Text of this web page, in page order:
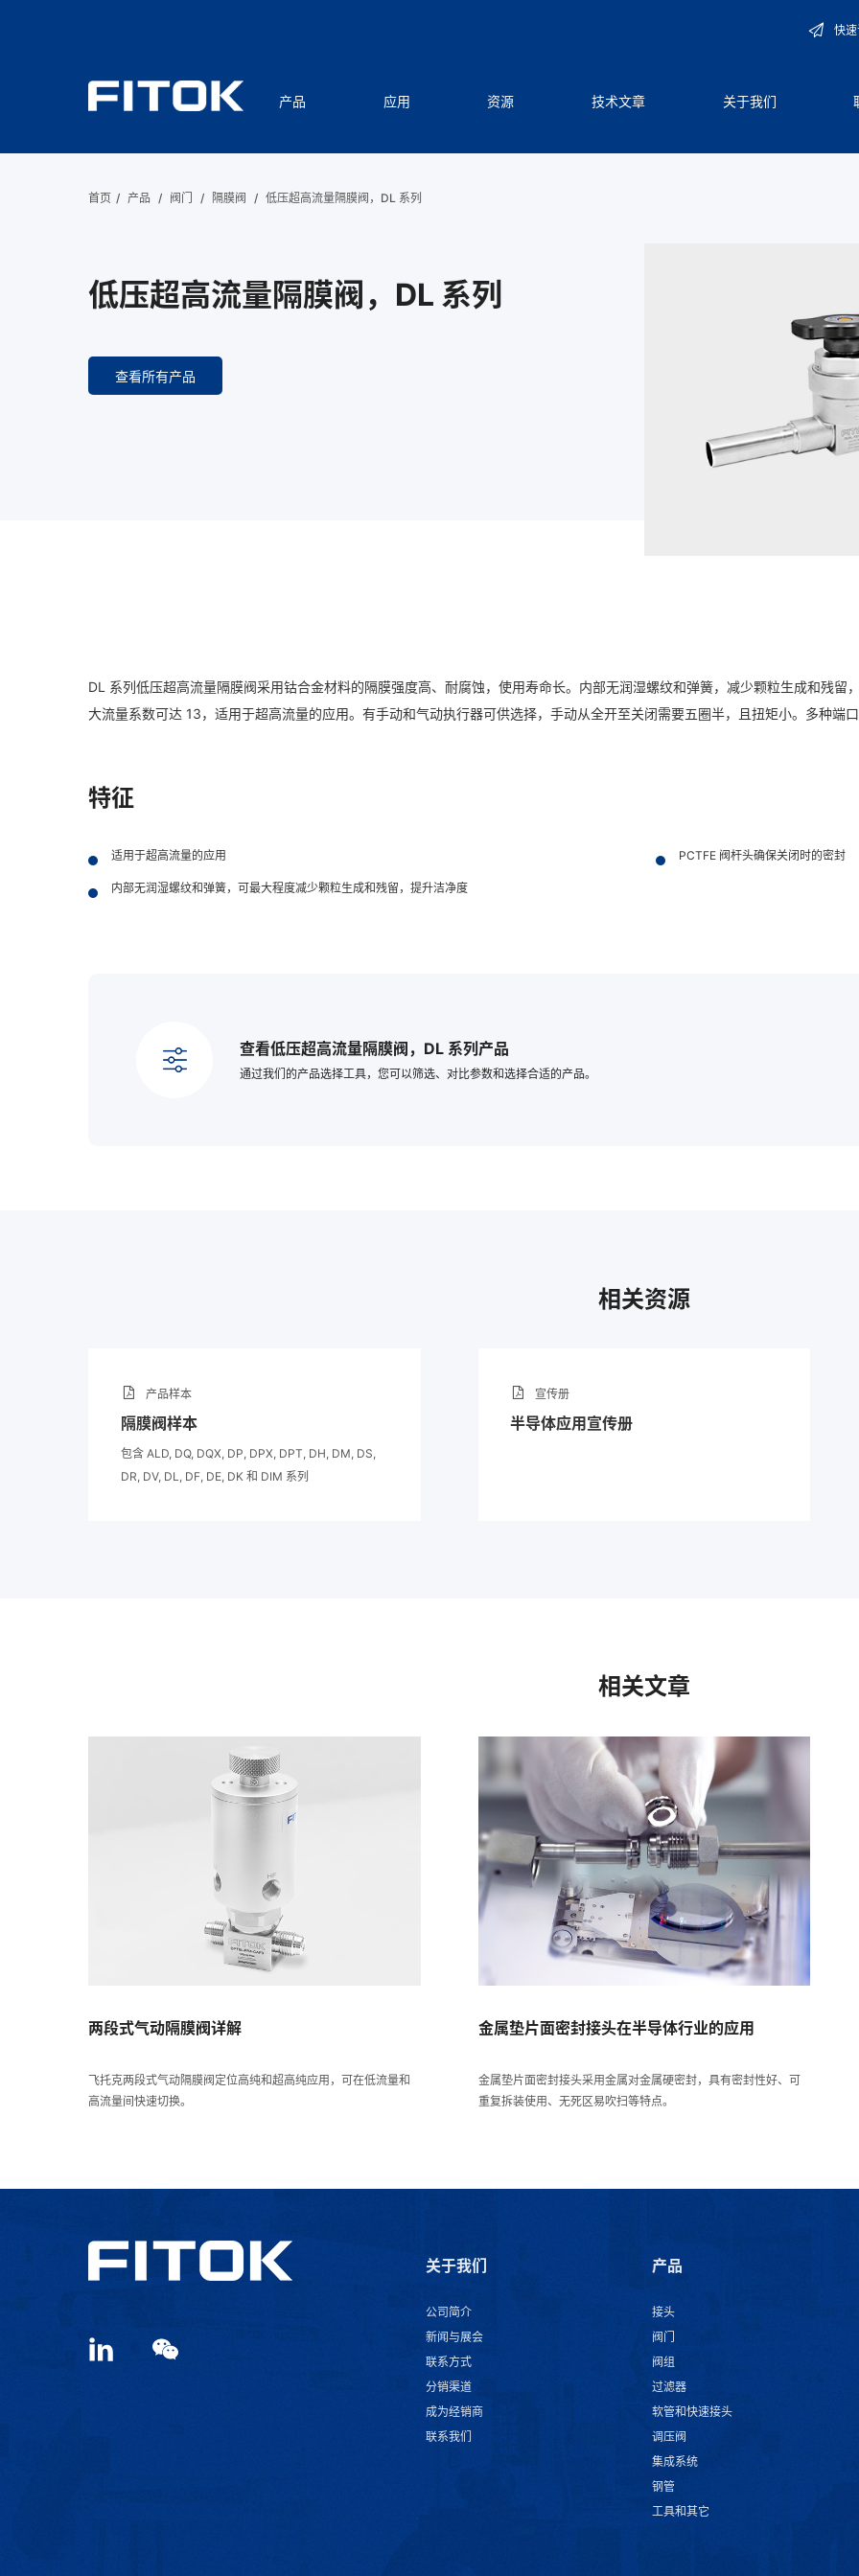
快
产品 应用 资源 技术文章 关于我们
首页 / 产品 / 阀门 / 隔膜阀 / 低压超高流量隔膜阀，DL 系列
低压超高流量隔膜阀，DL 系列
查看所有产品
DL 系列低压超高流量隔膜阀采用钴合金材料的隔膜强度高、耐腐蚀，使用寿命长。内部无润湿螺纹和弹簧，减少颗粒生成和残
大流量系数可达 13，适用于超高流量的应用。有手动和气动执行器可供选择，手动从全开至关闭需要五圈半，且扭矩小。多种端口
特征
适用于超高流量的应用 PCTFE 阀杆头确保关闭时的密封
内部无润湿螺纹和弹簧，可最大程度减少颗粒生成和残留，提升洁净度
查看低压超高流量隔膜阀，DL 系列产品
通过我们的产品选择工具，您可以筛选、对比参数和选择合适的产品。
相关资源
产品样本
隔膜阀样本
包含 ALD, DQ, DQX, DP, DPX, DPT, DH, DM, DS,
DR, DV, DL, DF, DE, DK 和 DIM 系列
宣传册
半导体应用宣传册
相关文章
两段式气动隔膜阀详解
飞托克两段式气动隔膜阀定位高纯和超高纯应用，可在低流量和
高流量间快速切换。
金属垫片面密封接头在半导体行业的应用
金属垫片面密封接头采用金属对金属硬密封，具有密封性好、可
重复拆装使用、无死区易吹扫等特点。
关于我们
公司简介
新闻与展会
联系方式
分销渠道
成为经销商
联系我们
产品
接头
阀门
阀组
过滤器
软管和快速接头
调压阀
集成系统
钢管
工具和其它